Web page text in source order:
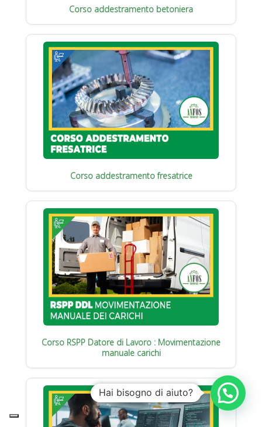
Corso addestramento betoniera
Corso addestramento fresatrice
Corso RSPP Datore di Lavoro : Movimentazione
manuale carichi
Hai bisogno di aiuto?